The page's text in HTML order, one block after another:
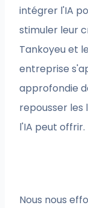
intégrer l'IA
stimuler leur
Tankoyeu et
entreprise
approfondie
repousser les
l'IA peut offrir.
Nous nous